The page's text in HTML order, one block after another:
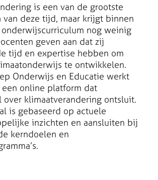
is een van de grootste
van deze tijd, maar krijgt binnen
nog weinig
geven aan dat zij
tijd en expertise hebben om
te ontwikkelen.
Onderwijs en Educatie werkt
een online platform dat
over klimaatverandering ontsluit.
is gebaseerd op actuele
inzichten en aansluiten bij
kerndoelen en